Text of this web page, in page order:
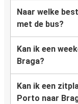
Naar welke
met de bus?
Kan ik een
Braga?
Kan ik een
Porto naar